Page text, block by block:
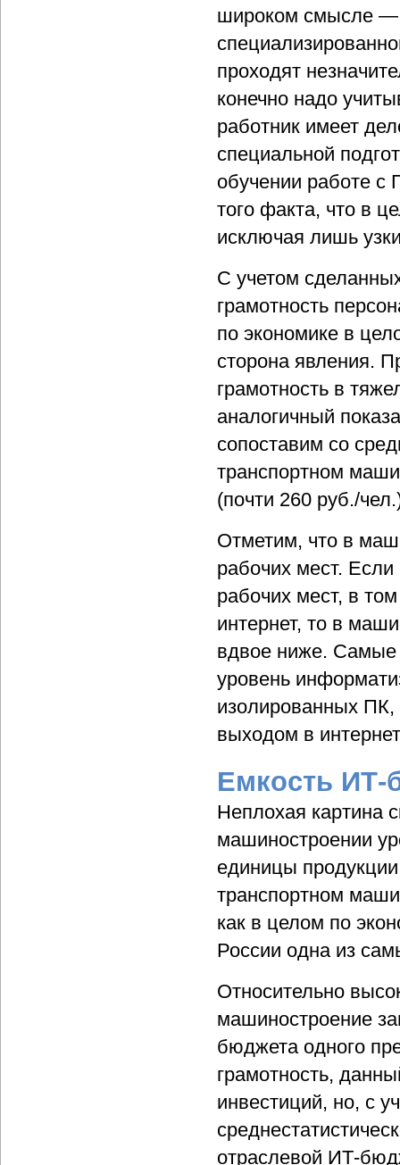
широком смысле —
проходят
конечно надо
работник имеет
специальной
обучении работе с
того факта, что в
исключая лишь
С учетом
грамотность
по экономике в
сторона явления.
грамотность в
аналогичный
сопоставим со
транспортном
(почти 260 руб./
Отметим, что в
рабочих мест.
рабочих мест, в
интернет, то в
вдвое ниже. Самые
уровень
изолированных ПК,
выходом в
Емкость ИТ-
Неплохая картина
машиностроении
единицы
транспортном
как в целом по
России одна из
Относительно
машиностроение
бюджета одного
грамотность,
инвестиций, но, с
отраслевой ИТ-